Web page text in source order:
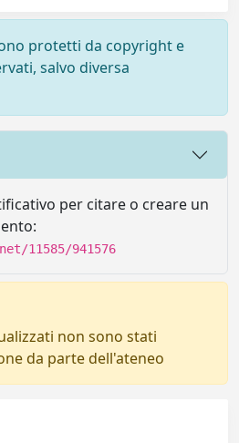
protetti da copyright e
salvo diversa
per citare o creare un
11585/941576
non sono stati
da parte dell'ateneo